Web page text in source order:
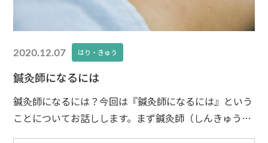
2020.12.07 はり・きゅう
鍼灸師になるには
鍼灸師になるには？今回は『鍼灸師になるには』という
ことについてお話しします。まず鍼灸師（しんきゅう
し）とは「はり師」と「きゅう師」の2つの国家資格を